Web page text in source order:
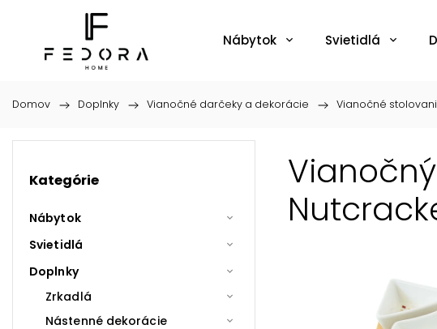
Nábytok Svietidlá
Domov / Doplnky / Vianočné darčeky a dekorácie / Vianočné
Kategórie
Nábytok
Svietidlá
Doplnky
Zrkadlá
Nástenné dekorácie